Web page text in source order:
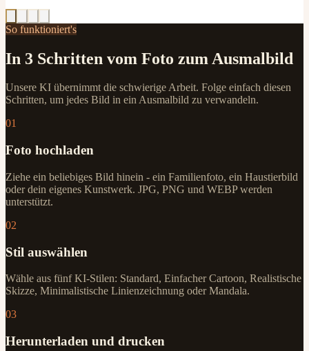
So funktioniert's
In 3 Schritten vom Foto zum Ausmalbild
Unsere KI übernimmt die schwierige Arbeit. Folge einfach diesen
Schritten, um jedes Bild in ein Ausmalbild zu verwandeln.
01
Foto hochladen
Ziehe ein beliebiges Bild hinein - ein Familienfoto, ein Haustierbild
oder dein eigenes Kunstwerk. JPG, PNG und WEBP werden
unterstützt.
02
Stil auswählen
Wähle aus fünf KI-Stilen: Standard, Einfacher Cartoon, Realistische
Skizze, Minimalistische Linienzeichnung oder Mandala.
03
Herunterladen und drucken